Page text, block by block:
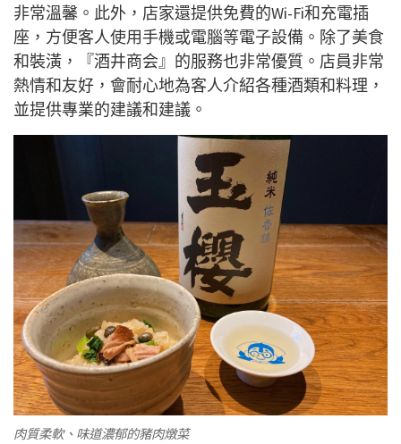
非常溫馨。此外，店家還提供免費的Wi-Fi和充電插
座，方便客人使用手機或電腦等電子設備。除了美食
和裝潢，『酒井商会』的服務也非常優質。店員非常
熱情和友好，會耐心地為客人介紹各種酒類和料理，
並提供專業的建議和建議。
肉質柔軟、味道濃郁的豬肉燉菜